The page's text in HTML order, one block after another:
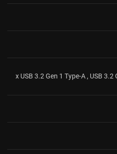
2 x USB 3.2 Gen 1 Type-A , USB